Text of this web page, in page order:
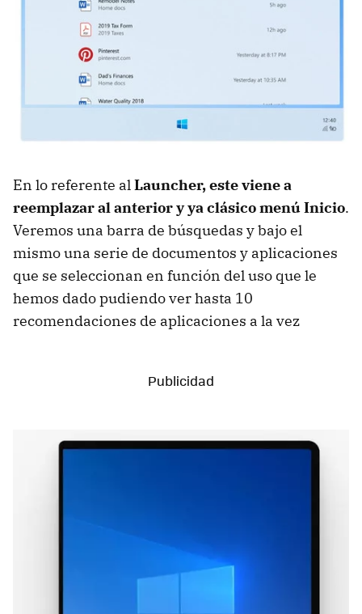
En lo referente alLauncher, este viene a
reemplazar al anterior y ya clásico menú Inicio.
Veremos una barra de búsquedas y bajo el
mismo una serie de documentos y aplicaciones
que se seleccionan en función del uso que le
hemos dado pudiendo ver hasta 10
recomendaciones de aplicaciones a la vez